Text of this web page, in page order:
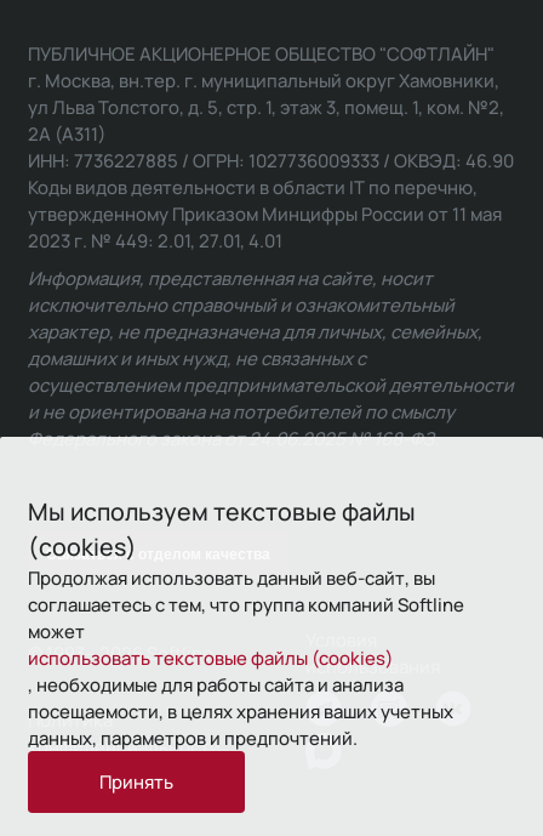
Мы используем текстовые файлы
(cookies)
Продолжая использовать данный веб-сайт, вы
соглашаетесь с тем, что группа компаний Softline
может
использовать текстовые файлы (cookies)
, необходимые для работы сайта и анализа
посещаемости, в целях хранения ваших учетных
данных, параметров и предпочтений.
Принять
Связаться с отделом качества
ПУБЛИЧНОЕ АКЦИОНЕРНОЕ ОБЩЕСТВО "СОФТЛАЙН"
г. Москва, вн.тер. г. муниципальный округ Хамовники,
ул Льва Толстого, д. 5, стр. 1, этаж 3, помещ. 1, ком. №2,
2А (А311)
ИНН: 7736227885 / ОГРН: 1027736009333 / ОКВЭД: 46.90
Коды видов деятельности в области IT по перечню,
утвержденному Приказом Минцифры России от 11 мая
2023 г. № 449: 2.01, 27.01, 4.01
Информация, представленная на сайте, носит
исключительно справочный и ознакомительный
характер, не предназначена для личных, семейных,
домашних и иных нужд, не связанных с
осуществлением предпринимательской деятельности
и не ориентирована на потребителей по смыслу
Федерального закона от 24.06.2025 № 168-ФЗ.
© 1993—2026 Softline
использования
Политика
конфиденциальности